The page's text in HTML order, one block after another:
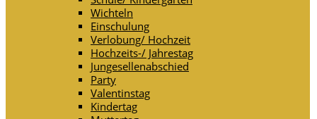
Wichteln
Einschulung
Verlobung/ Hochzeit
Hochzeits-/ Jahrestag
Jungesellenabschied
Party
Valentinstag
Kindertag